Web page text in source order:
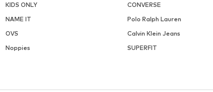
KIDS ONLY CONVERSE
NAME IT Polo Ralph Lauren
OVS Calvin Klein Jeans
Noppies SUPERFIT